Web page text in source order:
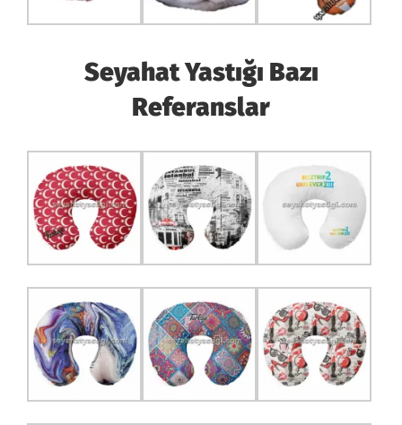
Seyahat Yastığı Bazı
Referanslar